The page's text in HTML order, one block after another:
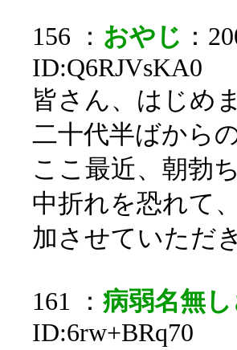
156 ： おやじ ：
ID:Q6RJVsKA0
皆さん、はじめ
二十代半ばから
ここ最近、朝勃
中折れを恐れて
加させていただ
161 ： 病弱名無
ID:6rw+BRq70